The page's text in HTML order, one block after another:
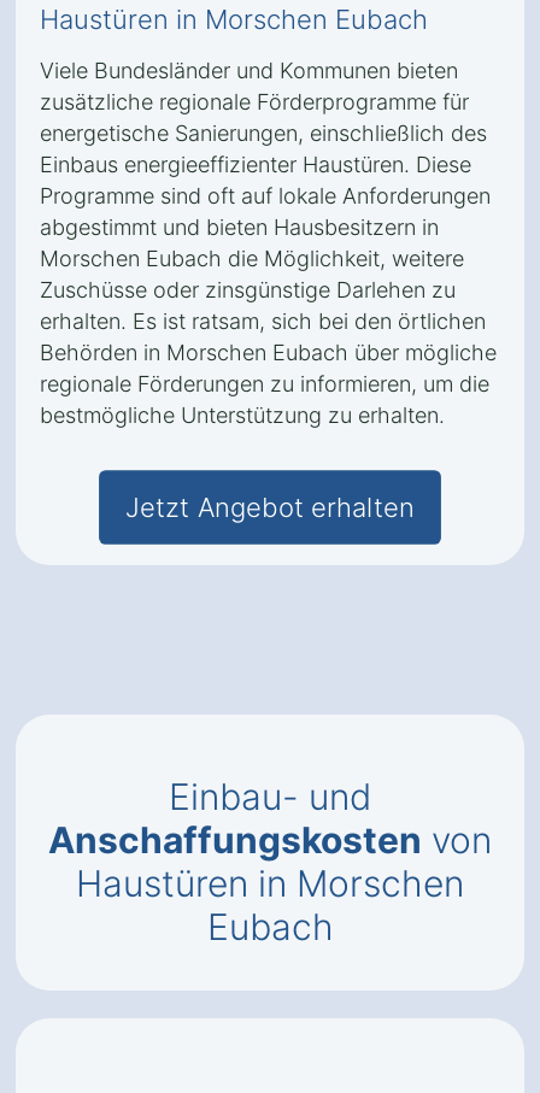
Haustüren in Morschen Eubach
Viele Bundesländer und Kommunen bieten
zusätzliche regionale Förderprogramme für
energetische Sanierungen, einschließlich des
Einbaus energieeffizienter Haustüren. Diese
Programme sind oft auf lokale Anforderungen
abgestimmt und bieten Hausbesitzern in
Morschen Eubach die Möglichkeit, weitere
Zuschüsse oder zinsgünstige Darlehen zu
erhalten. Es ist ratsam, sich bei den örtlichen
Behörden in Morschen Eubach über mögliche
regionale Förderungen zu informieren, um die
bestmögliche Unterstützung zu erhalten.
Jetzt Angebot erhalten
Einbau- und
Anschaffungskosten von
Haustüren in Morschen
Eubach